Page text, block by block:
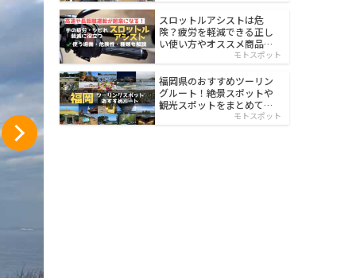
スロットルアシストは危
険？疲労を軽減できる正し
い使い方やオススメ商品を
モトスポット
福岡県のおすすめツーリン
グルート！絶景スポットや
観光スポットをまとめて紹
モトスポット